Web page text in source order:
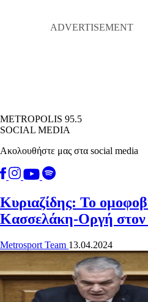
METROPOLIS 95.5
SOCIAL MEDIA
Ακολουθήστε μας στα social media
Κυριαζίδης: Το
Κασσελάκη-Οργή
Metrosport Team 13.04.2024